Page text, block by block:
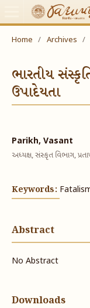
Home / Archives /
ભારતીય
ઉપાદેયતા
Parikh, Vasant
અધ્યક્ષ, સંસ્કૃત વિભાગ,
Keywords:
Abstract
No Abstract
Downloads